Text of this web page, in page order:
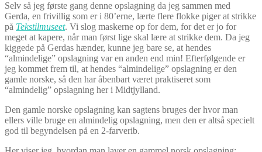
Selv så jeg første gang denne opslagning da jeg sammen med
Gerda, en frivillig som er i 80’erne, lærte flere flokke piger at strikke
på Tekstilmuseet. Vi slog maskerne op for dem, for det er jo for
meget at kapere, når man først lige skal lære at strikke dem. Da jeg
kiggede på Gerdas hænder, kunne jeg bare se, at hendes
“almindelige” opslagning var en anden end min! Efterfølgende er
jeg kommet frem til, at hendes “almindelige” opslagning er den
gamle norske, så den har åbenbart været praktiseret som
“almindelig” opslagning her i Midtjylland.
Den gamle norske opslagning kan sagtens bruges der hvor man
ellers ville bruge en almindelig opslagning, men den er altså specielt
god til begyndelsen på en 2-farverib.